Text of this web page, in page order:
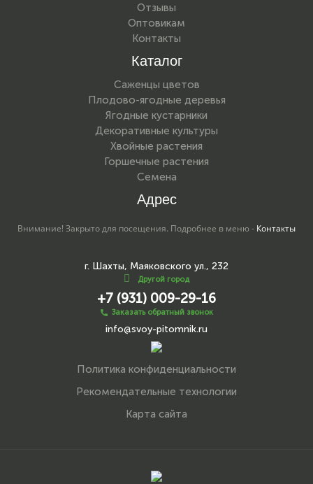
Отзывы
Оптовикам
Контакты
Каталог
Саженцы цветов
Плодово-ягодные деревья
Ягодные кустарники
Декоративные культуры
Хвойные растения
Горшечные растения
Семена
Адрес
Внимание! Закрыто для посещения. Подробнее в меню - Контакты
г. Шахты, Маяковского ул., 232
Другой город
+7 (931) 009-29-16
Заказать обратный звонок
info@svoy-pitomnik.ru
Политика конфиденциальности
Рекомендательные технологии
Карта сайта